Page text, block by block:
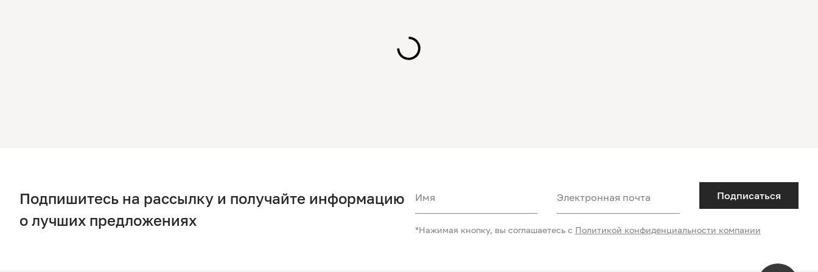
Подпишитесь на рассылку и получайте информацию
о лучших предложениях
Имя Электронная почта Подписаться
*Нажимая кнопку, вы соглашаетесь с Политикой конфиденциальности компании